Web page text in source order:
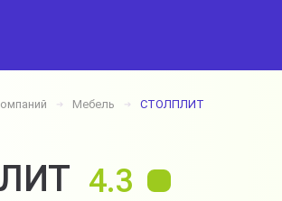
➔ Мебель ➔ СТОЛПЛИТ
4.3